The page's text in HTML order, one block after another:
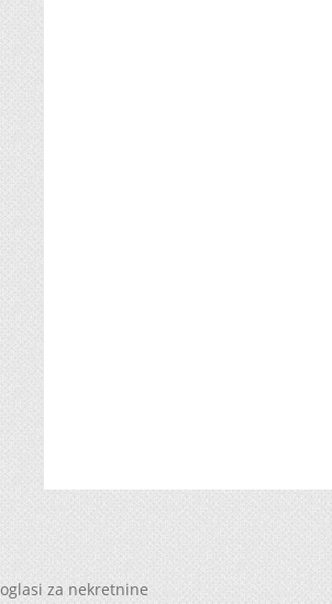
oglasi za nekretnine